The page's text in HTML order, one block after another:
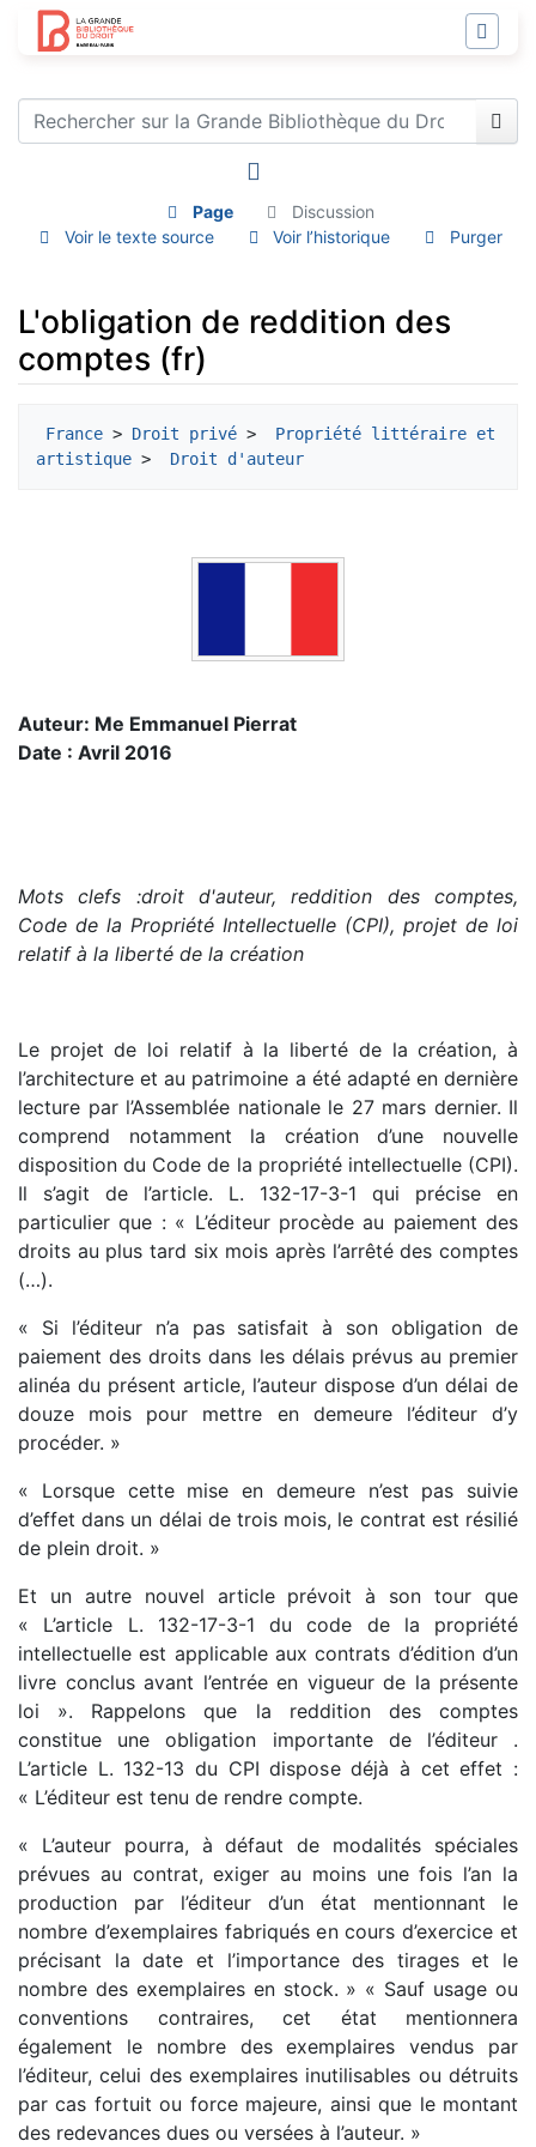
Page
Discussion
Voir le texte source
Voir l’historique Purger
L'obligation de reddition des
comptes (fr)
France > Droit privé >
Propriété littéraire et
artistique > Droit d'auteur
Auteur: Me Emmanuel Pierrat
Date : Avril 2016
Mots clefs :droit d'auteur, reddition des comptes,
Code de la Propriété Intellectuelle (CPI), projet de loi
relatif à la liberté de la création
Le projet de loi relatif à la liberté de la création, à
l’architecture et au patrimoine a été adapté en dernière
lecture par l’Assemblée nationale le 27 mars dernier. Il
comprend notamment la création d’une nouvelle
disposition du Code de la propriété intellectuelle (CPI).
Il s’agit de l’article. L. 132-17-3-1 qui précise en
particulier que : « L’éditeur procède au paiement des
droits au plus tard six mois après l’arrêté des comptes
(…).
« Si l’éditeur n’a pas satisfait à son obligation de
paiement des droits dans les délais prévus au premier
alinéa du présent article, l’auteur dispose d’un délai de
douze mois pour mettre en demeure l’éditeur d’y
procéder. »
« Lorsque cette mise en demeure n’est pas suivie
d’effet dans un délai de trois mois, le contrat est résilié
de plein droit. »
Et un autre nouvel article prévoit à son tour que
« L’article L. 132-17-3-1 du code de la propriété
intellectuelle est applicable aux contrats d’édition d’un
livre conclus avant l’entrée en vigueur de la présente
loi ». Rappelons que la reddition des comptes
constitue une obligation importante de l’éditeur .
L’article L. 132-13 du CPI dispose déjà à cet effet :
« L’éditeur est tenu de rendre compte.
« L’auteur pourra, à défaut de modalités spéciales
prévues au contrat, exiger au moins une fois l’an la
production par l’éditeur d’un état mentionnant le
nombre d’exemplaires fabriqués en cours d’exercice et
précisant la date et l’importance des tirages et le
nombre des exemplaires en stock. » « Sauf usage ou
conventions contraires, cet état mentionnera
également le nombre des exemplaires vendus par
l’éditeur, celui des exemplaires inutilisables ou détruits
par cas fortuit ou force majeure, ainsi que le montant
des redevances dues ou versées à l’auteur. »